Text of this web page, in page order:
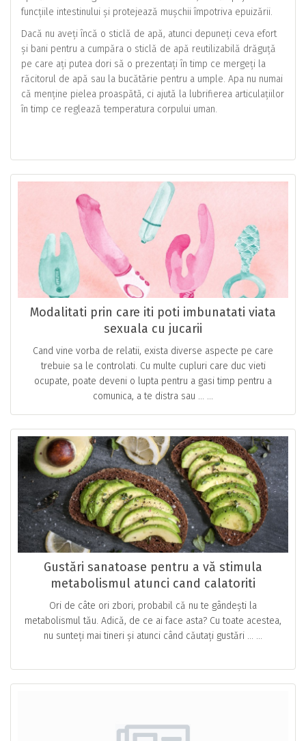
funcțiile intestinului și protejează mușchii împotriva epuizării.
Dacă nu aveți încă o sticlă de apă, atunci depuneți ceva efort
și bani pentru a cumpăra o sticlă de apă reutilizabilă drăguță
pe care ați putea dori să o prezentați în timp ce mergeți la
răcitorul de apă sau la bucătărie pentru a umple. Apa nu numai
că menține pielea proaspătă, ci ajută la lubrifierea articulațiilor
în timp ce reglează temperatura corpului uman.
Modalitati prin care iti poti imbunatati viata
sexuala cu jucarii
Cand vine vorba de relatii, exista diverse aspecte pe care
trebuie sa le controlati. Cu multe cupluri care duc vieti
ocupate, poate deveni o lupta pentru a gasi timp pentru a
comunica, a te distra sau … ...
Gustări sanatoase pentru a vă stimula
metabolismul atunci cand calatoriti
Ori de câte ori zbori, probabil că nu te gândești la
metabolismul tău. Adică, de ce ai face asta? Cu toate acestea,
nu sunteți mai tineri și atunci când căutați gustări … ...